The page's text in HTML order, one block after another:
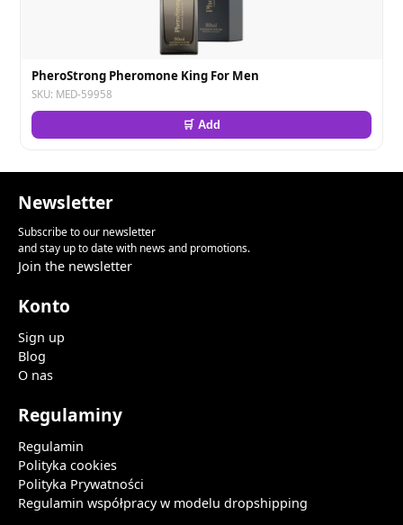
PheroStrong Pheromone King For Men
SKU: MED-59958
🛒 Add
Newsletter
Subscribe to our newsletter
and stay up to date with news and promotions.
Join the newsletter
Konto
Sign up
Blog
O nas
Regulaminy
Regulamin
Polityka cookies
Polityka Prywatności
Regulamin współpracy w modelu dropshipping